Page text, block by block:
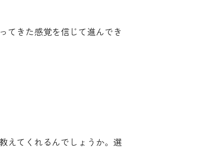
てきた感覚を信じて進んでき
えてくれるんでしょうか。選